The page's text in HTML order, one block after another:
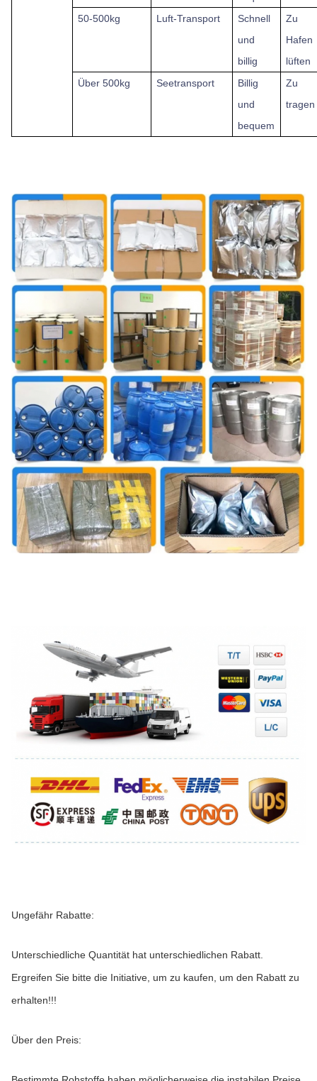
50-500kg
Luft-Transport
Schnell
und
billig
Zu
Hafen
lüften
Über 500kg Seetransport
Billig
und
bequem
Zu
tragen
Ungefähr Rabatte:
Unterschiedliche Quantität hat unterschiedlichen Rabatt.
Ergreifen Sie bitte die Initiative, um zu kaufen, um den Rabatt zu
erhalten!!!
Über den Preis: